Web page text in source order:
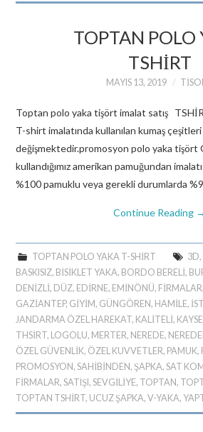
TOPTAN POLO
TSHIRT
MAYIS 13, 2019
Toptan polo yaka tişört imalat satış
T-shirt imalatında kullanılan kumaş
değişmektedir.promosyon polo yaka tişört
kullandığımız amerikan pamuğundan
%100 pamuklu veya gerekli durumlarda
Continue Reading →
TOPTAN POLO YAKA T-SHIRT 3D,
BASKISIZ, BİSİKLET YAKA, BORDO BERELİ,
DENİZLİ, DÜZ, EDİRNE, EMINÖNÜ,
GAZİANTEP, GİYİM, GÜNGÖREN, HAMİLE,
JANDARMA ÖZEL HAREKAT, KALİTELİ,
THSIRT, LOGOLU, MERTER, NEREDE,
ÖZEL GÜVENLİK, ÖZEL KUVVETLER, PAMUK,
PROMOSYON,SAHİBİNDEN, ŞAPKA,SAT
FİRMALAR,SATIŞI,SEVGİLİYE, TOPTAN,
TOPTAN TSHIRT, UCUZ ŞAPKA,V-YAKA,